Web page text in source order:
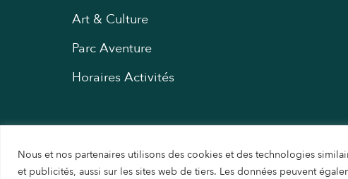
Nous et nos partenaires utilisons des cookies et des technologies
et publicités, aussi sur les sites web de tiers. Les données peuvent
Art & Culture
Parc Aventure
Horaires Activités